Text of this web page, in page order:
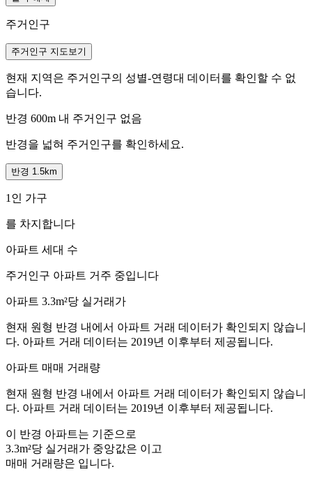
주거인구
주거인구 지도보기
현재 지역은 주거인구의 성별-연령대 데이터를 확인할 수 없
습니다.
반경 600m 내 주거인구 없음
반경을 넓혀 주거인구를 확인하세요.
반경 1.5km
1인 가구
를 차지합니다
아파트 세대 수
주거인구 아파트 거주 중입니다
아파트 3.3m²당 실거래가
현재 원형 반경 내에서 아파트 거래 데이터가 확인되지 않습니
다. 아파트 거래 데이터는 2019년 이후부터 제공됩니다.
아파트 매매 거래량
현재 원형 반경 내에서 아파트 거래 데이터가 확인되지 않습니
다. 아파트 거래 데이터는 2019년 이후부터 제공됩니다.
이 반경 아파트는 기준으로
3.3m²당 실거래가 중앙값은 이고
매매 거래량은 입니다.